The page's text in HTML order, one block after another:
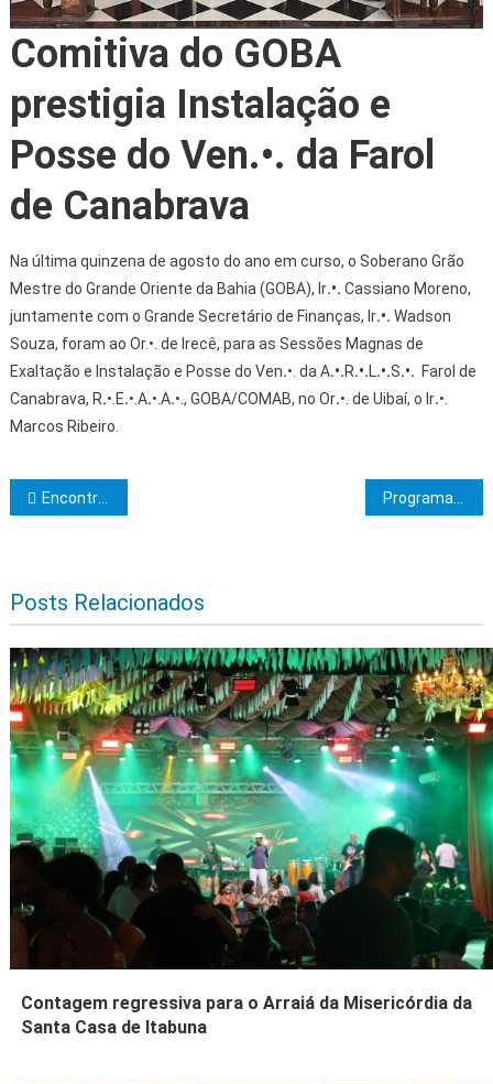
Comitiva do GOBA
prestigia Instalação e
Posse do Ven.•. da Farol
de Canabrava
Na última quinzena de agosto do ano em curso, o Soberano Grão
Mestre do Grande Oriente da Bahia (GOBA), Ir.•. Cassiano Moreno,
juntamente com o Grande Secretário de Finanças, Ir.•. Wadson
Souza, foram ao Or.•. de Irecê, para as Sessões Magnas de
Exaltação e Instalação e Posse do Ven.•. da A.•.R.•.L.•.S.•. Farol de
Canabrava, R.•.E.•.A.•.A.•., GOBA/COMAB, no Or.•. de Uibaí, o Ir.•.
Marcos Ribeiro.
Navegação de Post
Encontro dos Grandes Chanceleres da 6ª Zona da Confederação Maçônica Interamericana (CMI) com a participação da Secretaria Geral de Relações Maçônicas Exteriores do GOB
Posts Relacionados
Contagem regressiva para o Arraiá da Misericórdia da
Santa Casa de Itabuna